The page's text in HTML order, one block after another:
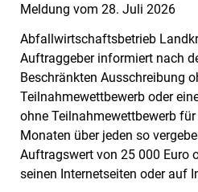
Meldung vom 28. Juli 2026
Abfallwirtschaftsbetrieb
Auftraggeber informiert nach
Beschränkten Ausschreibung
Teilnahmewettbewerb oder
ohne Teilnahmewettbewerb
Monaten über jeden so
Auftragswert von 25 000 Euro
seinen Internetseiten oder auf